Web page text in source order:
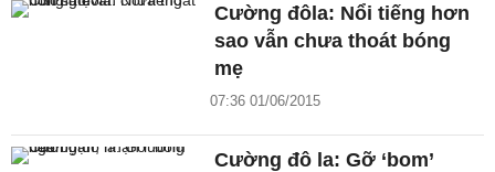
Cường đôla: Nổi tiếng hơn
sao vẫn chưa thoát bóng
mẹ
07:36 01/06/2015
Cường đô la: Gỡ ‘bom’